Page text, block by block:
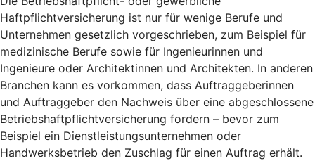
Haftpflichtversicherung ist nur für wenige Berufe und
Unternehmen gesetzlich vorgeschrieben, zum Beispiel für
medizinische Berufe sowie für Ingenieurinnen und
Ingenieure oder Architektinnen und Architekten. In anderen
Branchen kann es vorkommen, dass Auftraggeberinnen
und Auftraggeber den Nachweis über eine abgeschlossene
Betriebshaftpflichtversicherung fordern – bevor zum
Beispiel ein Dienstleistungsunternehmen oder
Handwerksbetrieb den Zuschlag für einen Auftrag erhält.